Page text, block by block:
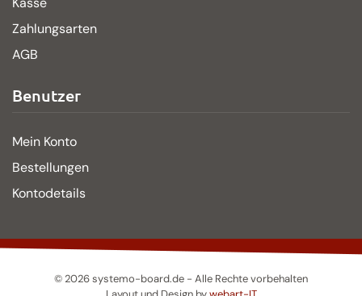
Zahlungsarten
AGB
Benutzer
Mein Konto
Bestellungen
Kontodetails
©2026systemo-board.de - Alle Rechte vorbehalten